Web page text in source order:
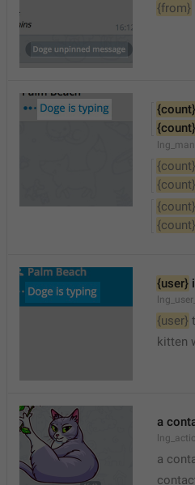
{from}
{count}
{count}
{count}
{count}
{count}
{count}
{user}
{user}
kitten
a
a